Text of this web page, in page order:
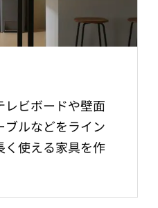
ビボードや壁面
ルなどをライン
く使える家具を作